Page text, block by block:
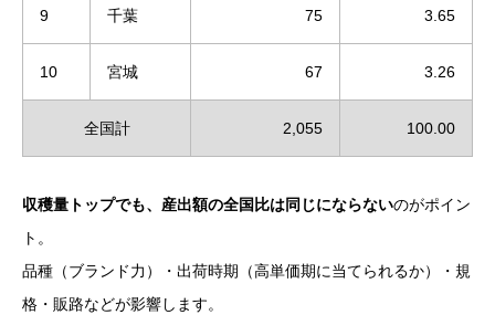
9 千葉 75 3.65
10 宮城 67 3.26
全国計 2,055 100.00
収穫量トップでも、産出額の全国比は同じにならないのがポイン
ト。
品種（ブランド力）・出荷時期（高単価期に当てられるか）・規
格・販路などが影響します。